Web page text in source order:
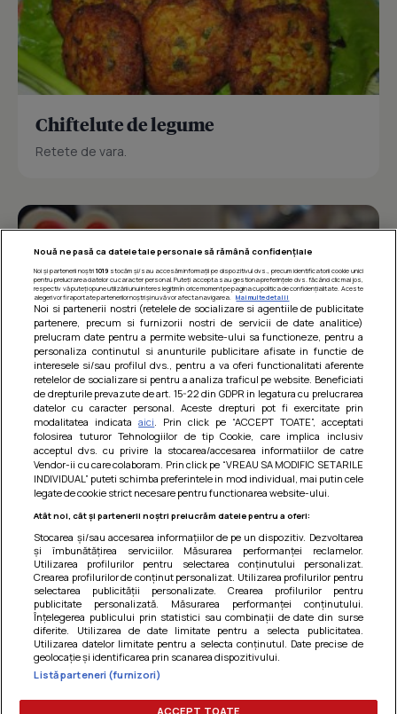
Chiftelute de legume
Retete de vara.
Barcute din vinete cu arpagic rosu
Un deliciu usor de preparat!
Termeni si conditii |
confidentialitate|Gestionați preferințele
Nouă ne pasă ca datele tale personale să rămână confidențiale
Noi și partenerii noștri 1019stocăm și/sau accesăm informații pe dispozitivul dvs., precum identificatorii cookie unici
pentru prelucrarea datelor cu caracter personal. Puteți accepta sau gestiona preferințele dvs. făcând clic mai jos,
respectiv vă puteți opune utilizării unui interes legitim în orice moment pe pagina cu politica de confidențialitate. Aceste
alegeri vor fi raportate partenerilor noștri și nu vă vor afecta navigarea.
Mai multe detalii
Noi si partenerii nostri (retelele de socializare si agentiile de publicitate
partenere, precum si furnizorii nostri de servicii de date analitice)
prelucram date pentru a permite website-ului sa functioneze, pentru a
personaliza continutul si anunturile publicitare afisate in functie de
interesele si/sau profilul dvs., pentru a va oferi functionalitati aferente
retelelor de socializare si pentru a analiza traficul pe website. Beneficiati
de drepturile prevazute de art. 15-22 din GDPR in legatura cu prelucrarea
datelor cu caracter personal. Aceste drepturi pot fi exercitate prin
modalitatea indicataaici . Prin click pe “ACCEPT TOATE”, acceptati
folosirea tuturor Tehnologiilor de tip Cookie, care implica inclusiv
acceptul dvs. cu privire la stocarea/accesarea informatiilor de catre
Vendor-ii cu care colaboram. Prin click pe “VREAU SA MODIFIC SETARILE
INDIVIDUAL” puteti schimba preferintele in mod individual, mai putin cele
legate de cookie strict necesare pentru functionarea website-ului.
Atât noi, cât și partenerii noștri prelucrăm datele pentru a oferi:
Stocarea și/sau accesarea informațiilor de pe un dispozitiv. Dezvoltarea
și îmbunătățirea serviciilor. Măsurarea performanței reclamelor.
Utilizarea profilurilor pentru selectarea conținutului personalizat.
Crearea profilurilor de conținut personalizat. Utilizarea profilurilor pentru
selectarea publicității personalizate. Crearea profilurilor pentru
publicitate personalizată. Măsurarea performanței conținutului.
Înțelegerea publicului prin statistici sau combinații de date din surse
diferite. Utilizarea de date limitate pentru a selecta publicitatea.
Utilizarea datelor limitate pentru a selecta conținutul. Date precise de
geolocație și identificarea prin scanarea dispozitivului.
Listă parteneri (furnizori)
ACCEPT TOATE